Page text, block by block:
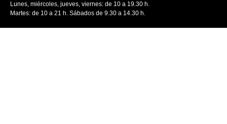
Lunes, miércoles, jueves, viernes: de 10 a 19.30 h.
Martes: de 10 a 21 h. Sábados de 9.30 a 14.30 h.